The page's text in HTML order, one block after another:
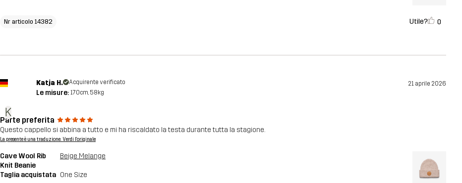
Nr articolo 14382 Utile? 0
K
Katja H. Acquirente verificato 21 aprile 2026
Le misure: 170cm, 58kg
Parte preferita
Questo cappello si abbina a tutto e mi ha riscaldato la testa durante tutta la stagione.
La presente è una traduzione. Verdi l'originale
Cave Wool Rib
Knit Beanie
Beige Melange
Taglia acquistata One Size